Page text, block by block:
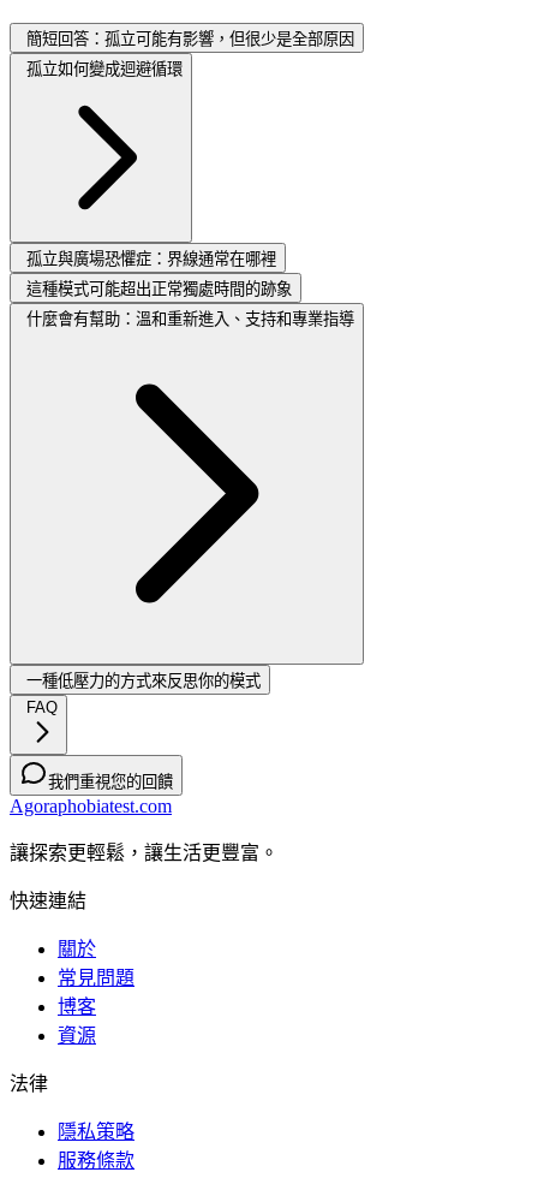
簡短回答：孤立可能有影響，但很少是全部原因
孤立如何變成迴避循環
孤立與廣場恐懼症：界線通常在哪裡
這種模式可能超出正常獨處時間的跡象
什麼會有幫助：溫和重新進入、支持和專業指導
一種低壓力的方式來反思你的模式
FAQ
我們重視您的回饋
Agoraphobiatest.com
讓探索更輕鬆，讓生活更豐富。
快速連結
關於
常見問題
博客
資源
法律
隱私策略
服務條款